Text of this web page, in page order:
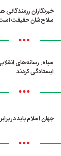
خبرنگاران
سلاح‌شان حقیقت
•••
سپاه: رسانه‌های
ایستادگی کردند
•••
جهان اسلام باید در
•••